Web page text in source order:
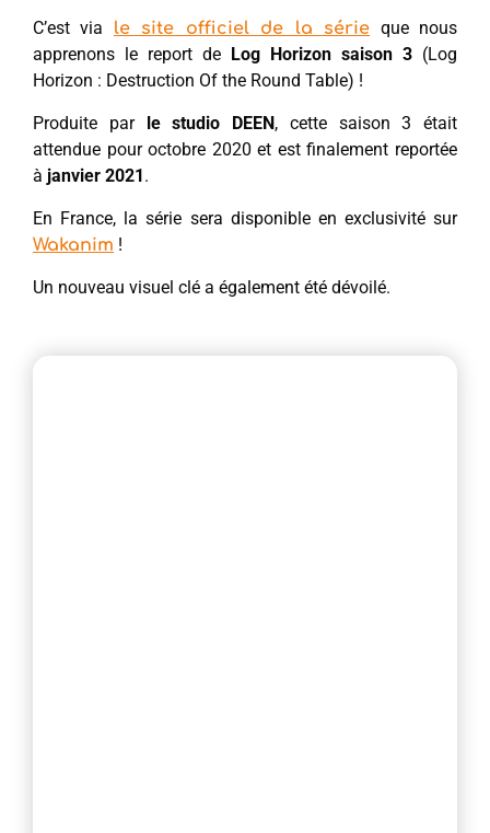
C’est via le site officiel de la série que nous
apprenons le report de Log Horizon saison 3 (Log
Horizon : Destruction Of the Round Table) !
Produite par le studio DEEN, cette saison 3 était
attendue pour octobre 2020 et est finalement reportée
à janvier 2021.
En France, la série sera disponible en exclusivité sur
Wakanim !
Un nouveau visuel clé a également été dévoilé.